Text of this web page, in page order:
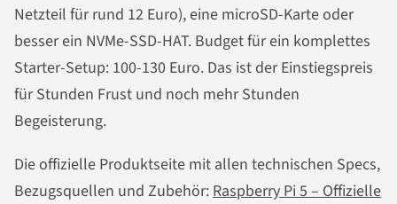
Netzteil für rund 12 Euro), eine microSD-Karte oder
besser ein NVMe-SSD-HAT. Budget für ein komplettes
Starter-Setup: 100-130 Euro. Das ist der Einstiegspreis
für Stunden Frust und noch mehr Stunden
Begeisterung.
Die offizielle Produktseite mit allen technischen Specs,
Bezugsquellen und Zubehör:Raspberry Pi 5 – Offizielle